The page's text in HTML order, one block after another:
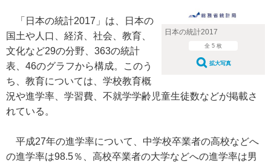
日本の統計2017
全 5 枚
拡大写真
「日本の統計2017」は、日本の
国土や人口、経済、社会、教育、
文化など29の分野、363の統計
表、46のグラフから構成。このう
ち、教育については、学校教育概
況や進学率、学習費、不就学学齢児童生徒数などが掲載さ
れている。
平成27年の進学率について、中学校卒業者の高校などへ
の進学率は98.5％、高校卒業者の大学などへの進学率は男